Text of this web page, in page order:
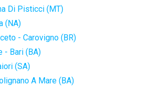
Di Pisticci (MT)
(NA)
- Carovigno (BR)
- Bari (BA)
(SA)
A Mare (BA)